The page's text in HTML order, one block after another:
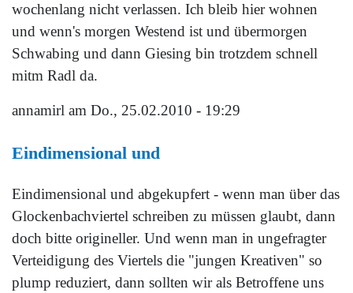
wochenlang nicht verlassen. Ich bleib hier wohnen
und wenn's morgen Westend ist und übermorgen
Schwabing und dann Giesing bin trotzdem schnell
mitm Radl da.
annamirl am Do., 25.02.2010 - 19:29
Eindimensional und
Eindimensional und abgekupfert - wenn man über das
Glockenbachviertel schreiben zu müssen glaubt, dann
doch bitte origineller. Und wenn man in ungefragter
Verteidigung des Viertels die "jungen Kreativen" so
plump reduziert, dann sollten wir als Betroffene uns